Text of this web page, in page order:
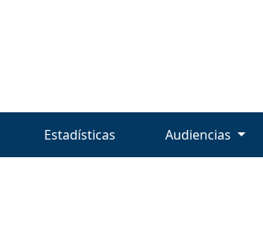
Estadísticas Audiencias